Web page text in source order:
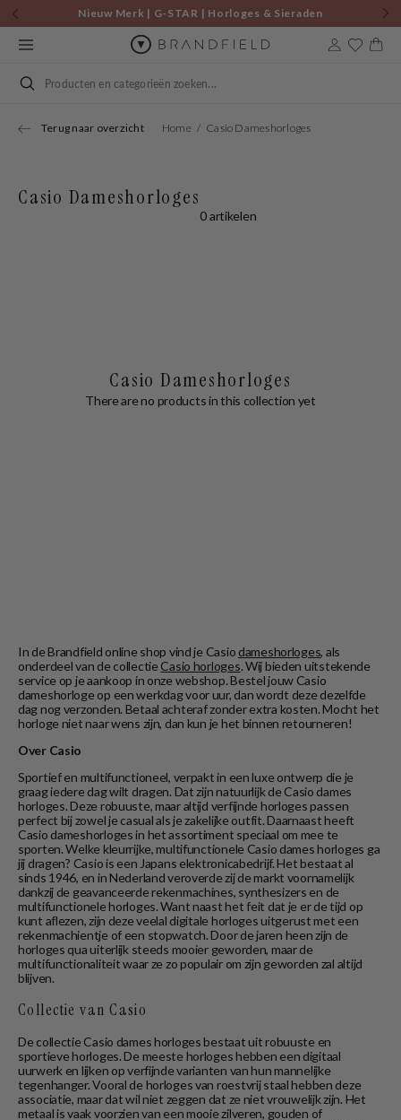
Skip to
content
Nieuw Merk | G-STAR | Horloges & Sieraden
Cart
Search
Terug naar overzicht Home Casio Dameshorloges
Casio Dameshorloges
0 artikelen
Casio Dameshorloges
There are no products in this collection yet
In de Brandfield online shop vind je Casio dameshorloges, als
onderdeel van de collectie Casio horloges. Wij bieden uitstekende
service op je aankoop in onze webshop. Bestel jouw Casio
dameshorloge op een werkdag voor uur, dan wordt deze dezelfde
dag nog verzonden. Betaal achteraf zonder extra kosten. Mocht het
horloge niet naar wens zijn, dan kun je het binnen retourneren!
Over Casio
Sportief en multifunctioneel, verpakt in een luxe ontwerp die je
graag iedere dag wilt dragen. Dat zijn natuurlijk de Casio dames
horloges. Deze robuuste, maar altijd verfijnde horloges passen
perfect bij zowel je casual als je zakelijke outfit. Daarnaast heeft
Casio dameshorloges in het assortiment speciaal om mee te
sporten. Welke kleurrijke, multifunctionele Casio dames horloges ga
jij dragen? Casio is een Japans elektronicabedrijf. Het bestaat al
sinds 1946, en in Nederland veroverde zij de markt voornamelijk
dankzij de geavanceerde rekenmachines, synthesizers en de
multifunctionele horloges. Want naast het feit dat je er de tijd op
kunt aflezen, zijn deze veelal digitale horloges uitgerust met een
rekenmachientje of een stopwatch. Door de jaren heen zijn de
horloges qua uiterlijk steeds mooier geworden, maar de
multifunctionaliteit waar ze zo populair om zijn geworden zal altijd
blijven.
Collectie van Casio
De collectie Casio dames horloges bestaat uit robuuste en
sportieve horloges. De meeste horloges hebben een digitaal
uurwerk en lijken op verfijnde varianten van hun mannelijke
tegenhanger. Vooral de horloges van roestvrij staal hebben deze
associatie, maar dat wil niet zeggen dat ze niet vrouwelijk zijn. Het
metaal is vaak voorzien van een mooie zilveren, gouden of